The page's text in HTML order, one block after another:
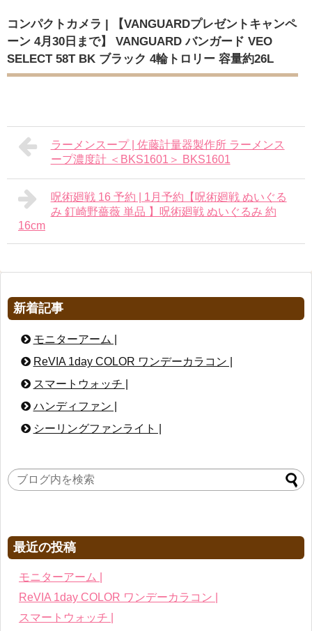
コンパクトカメラ | 【VANGUARDプレゼントキャンペ
ーン 4月30日まで】 VANGUARD バンガード VEO
SELECT 58T BK ブラック 4輪トロリー 容量約26L
ラーメンスープ | 佐藤計量器製作所 ラーメンス
ープ濃度計 ＜BKS1601＞ BKS1601
呪術廻戦 16 予約 | 1月予約【呪術廻戦 ぬいぐる
み 釘崎野薔薇 単品 】呪術廻戦 ぬいぐるみ 約
16cm
新着記事
モニターアーム |
ReVIA 1day COLOR ワンデーカラコン |
スマートウォッチ |
ハンディファン |
シーリングファンライト |
最近の投稿
モニターアーム |
ReVIA 1day COLOR ワンデーカラコン |
スマートウォッチ |